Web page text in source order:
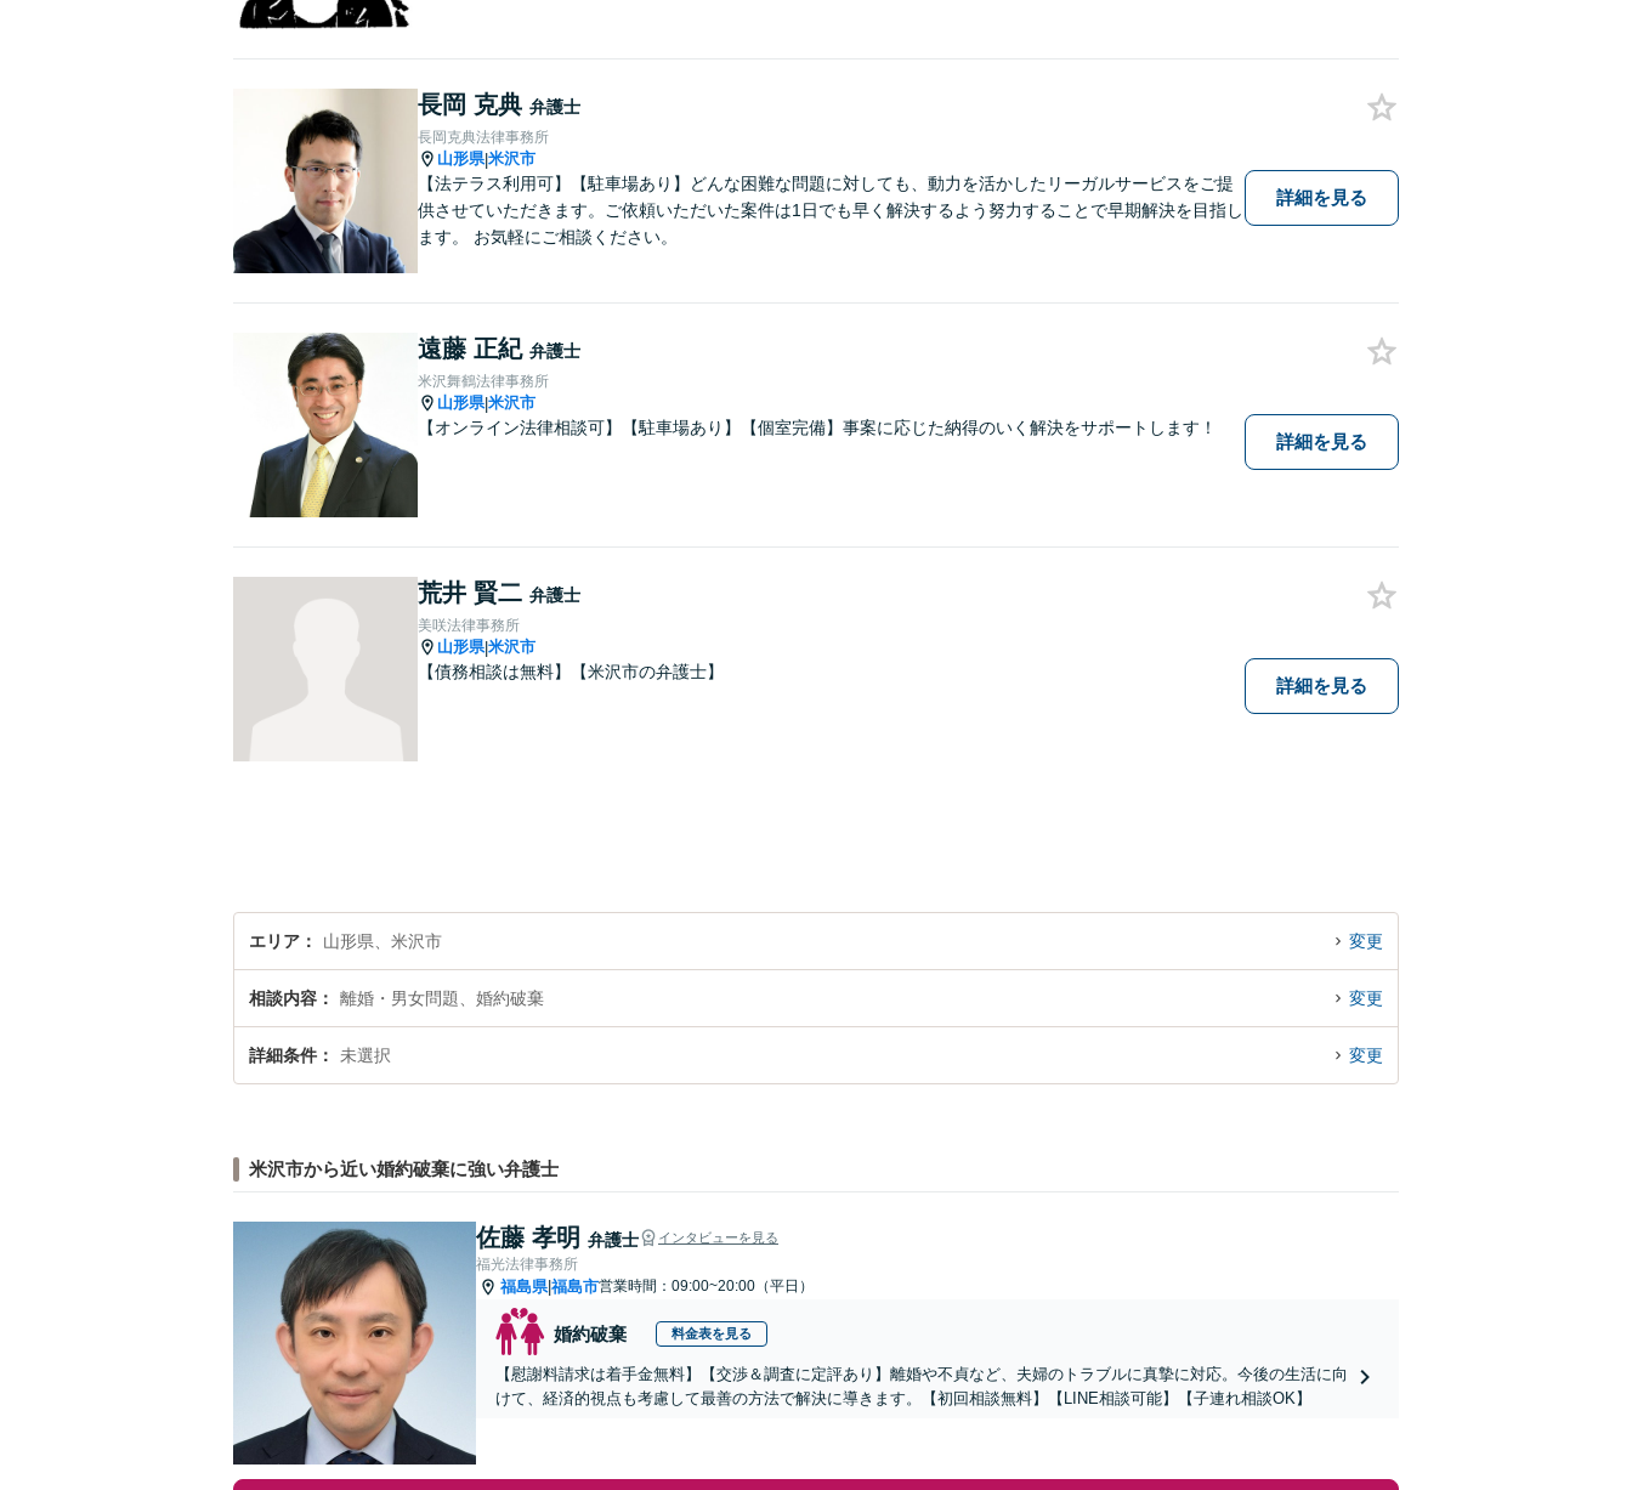
長岡 克典 弁護士
長岡克典法律事務所
山形県|米沢市
【法テラス利用可】【駐車場あり】どんな困難な問題に対しても、動力を活かしたリーガルサービスをご提
供させていただきます。ご依頼いただいた案件は1日でも早く解決するよう努力することで早期解決を目指し
ます。 お気軽にご相談ください。
詳細を見る
遠藤 正紀 弁護士
米沢舞鶴法律事務所
山形県|米沢市
【オンライン法律相談可】【駐車場あり】【個室完備】事案に応じた納得のいく解決をサポートします！
詳細を見る
荒井 賢二 弁護士
美咲法律事務所
山形県|米沢市
【債務相談は無料】【米沢市の弁護士】
詳細を見る
エリア 山形県、米沢市 変更
相談内容 離婚・男女問題、婚約破棄 変更
詳細条件 未選択 変更
米沢市から近い婚約破棄に強い弁護士
佐藤 孝明 弁護士 インタビューを見る
福光法律事務所
福島県|福島市営業時間：09:00~20:00（平日）
婚約破棄 料金表を見る
【慰謝料請求は着手金無料】【交渉＆調査に定評あり】離婚や不貞など、夫婦のトラブルに真摯に対応。今後の生活に向
けて、経済的視点も考慮して最善の方法で解決に導きます。【初回相談無料】【LINE相談可能】【子連れ相談OK】